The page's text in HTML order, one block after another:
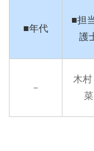
■年代
■担
護
－
木村
菜